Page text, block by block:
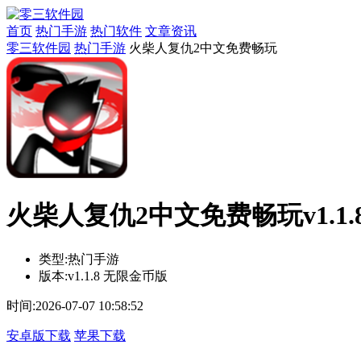
首页 热门手游 热门软件 文章资讯
零三软件园 热门手游 火柴人复仇2中文免费畅玩
火柴人复仇2中文免费畅玩
类型:热门手游
版本:v1.1.8 无限金币版
时间:2026-07-07 10:58:52
安卓版下载 苹果下载